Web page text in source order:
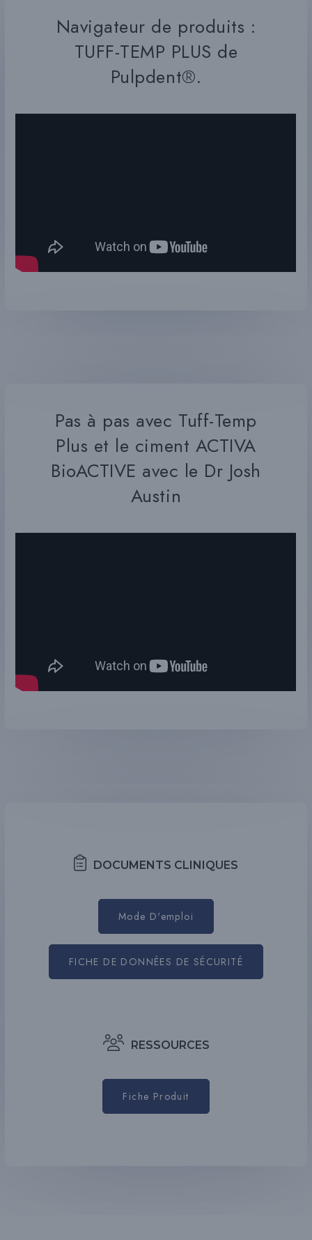
Navigateur de produits :
TUFF-TEMP PLUS de
Pulpdent®.
Pas à pas avec Tuff-Temp
Plus et le ciment ACTIVA
BioACTIVE avec le Dr Josh
Austin
DOCUMENTS CLINIQUES
Mode D'emploi
FICHE DE DONNÉES DE SÉCURITÉ
RESSOURCES
Fiche Produit